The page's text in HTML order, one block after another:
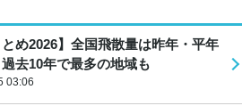
とめ2026】全国飛散量は昨年・平年
去10年で最多の地域も
03:06